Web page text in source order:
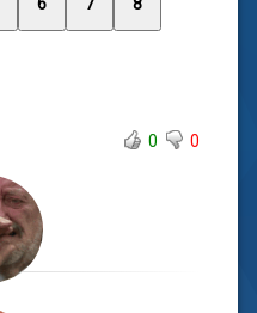
0
0